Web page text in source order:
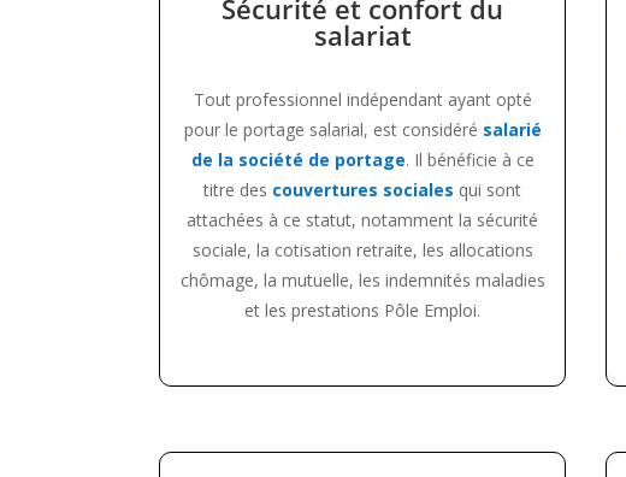
Sécurité et confort du
salariat
Tout professionnel indépendant ayant opté
pour le portage salarial, est considéré salarié
de la société de portage. Il bénéficie à ce
titre des couvertures sociales qui sont
attachées à ce statut, notamment la sécurité
sociale, la cotisation retraite, les allocations
chômage, la mutuelle, les indemnités maladies
et les prestations Pôle Emploi.